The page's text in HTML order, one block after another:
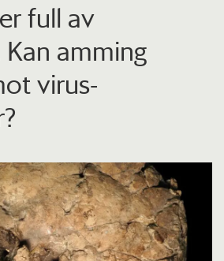
full av
amming
virus-